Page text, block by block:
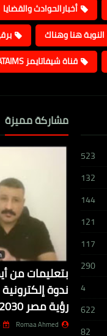
أخبارالحوادث والقضايا
النوبة هنا وهناك
قناة شيفاتايمز TV / SHEFATAIMS
523
132
144
121
117
290
4
622
82
مشاركة مميزة
بتعليمات من
ندوة
رؤية مصر 2030/شيفاتايمز
Romaa Ahmed